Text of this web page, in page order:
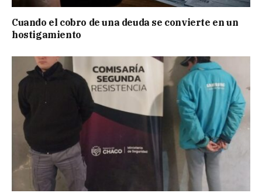
Cuando el cobro de una deuda se convierte en un
hostigamiento